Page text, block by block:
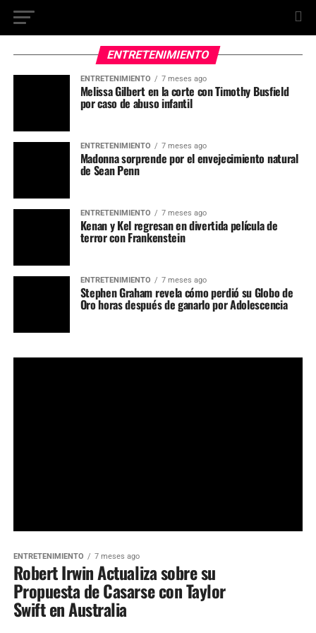
ENTRETENIMIENTO
ENTRETENIMIENTO 7 meses ago
Melissa Gilbert en la corte con Timothy Busfield
por caso de abuso infantil
ENTRETENIMIENTO 7 meses ago
Madonna sorprende por el envejecimiento natural
de Sean Penn
ENTRETENIMIENTO 7 meses ago
Kenan y Kel regresan en divertida película de
terror con Frankenstein
ENTRETENIMIENTO 7 meses ago
Stephen Graham revela cómo perdió su Globo de
Oro horas después de ganarlo por Adolescencia
ENTRETENIMIENTO 7 meses ago
Robert Irwin Actualiza sobre su
Propuesta de Casarse con Taylor
Swift en Australia